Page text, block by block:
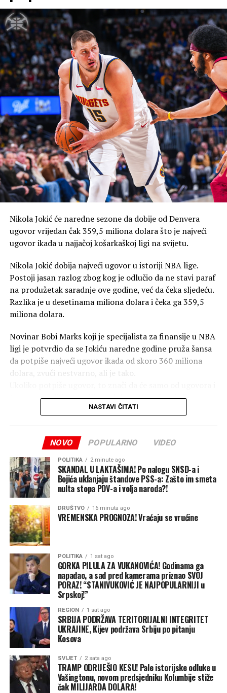
vide kada bude skinuo dres.
Ovako se Daku “izvinio” za vrijeđanje Srba
Na Evropskom prvenstvu 2024. on je zbog svog širenja
mržnje suspendovan na dvije utakmice, a u svom
“izvinjenju” je pokušao da objasni svoj gest.
“Zdravo svima. Prvo, želim da se zahvalim svima koji su
nas podržali u dobrim i teškim momentima tokom
Evropskog prvenstva. Kao i svaki fudbaler u tim
momentima su emocije na drugom nivou, to može da se
razumije samo na terenu i teško je objasniti osećaj
igranja za nacionalni tim, za te sjajne navijače koji nam
daju bezgraničnu ljubav. To je naš prvi moto, “volimo
Albaniju bez granica”. Ako sam uvrijedio nekoga tokom
posle meča sa Hrvatskom, uticaj utakmice je uzeo maha.
Nastaviću da radim zajedno sa cijelom grupom da bismo
moralnu i profesionalnu obavezu da uradim to, za sve
koji su povrijeđeni. S poštovanjem, Mirlind Daku”, navodi
se u sramnom tekstu “izvinjenja”.
Prešao u Spartak za bogatstvo
Mirlind Daku je postao igrač Spartak Moskve poslije tri
godine provedene u Rubinu iz Kazanja. U dresu tog tima
dao je 38 golova na 93 nastupa u tamošnjoj Premijer ligi,
Nikola Jokić će naredne sezone da dobije od Denvera
ugovor vrijedan čak 359,5 miliona dolara što je najveći
ugovor ikada u najjačoj košarkaškoj ligi na svijetu.
Nikola Jokić dobija najveći ugovor u istoriji NBA lige.
Postoji jasan razlog zbog kog je odlučio da ne stavi paraf
na produžetak saradnje ove godine, već da čeka sljedeću.
Razlika je u desetinama miliona dolara i čeka ga 359,5
miliona dolara.
Novinar Bobi Marks koji je specijalista za finansije u NBA
ligi je potvrdio da se Jokiću naredne godine pruža šansa
da potpiše najveći ugovor ikada od skoro 360 miliona
dolara, zvuči nestvarno, ali je tako.
terena zaraditi 724 miliona dolara. Ne računajući
reklame, sponzore i sve što dolazi sa tim.Koliko je Jokić
304.984,295 dolara. U to ne ulazi ugovor od 59 miliona
koji važi za sljedeću sezonu (2026/27), kao ni 62.841,702
dolara koje prima za sezonu 2027/28 za koju ima igračku
opciju. Dakle, tada bi se on pitao da li želi produžetak
saradnje ili ne.
Šta je Jokić rekao o novom ugovoru?
Poslije pobjede protiv Bosne i Hercegovine u Beogradu je
jedno od pitanja za Jokića bilo baš oko novog ugovora.
Tada je stavio dodatni pritisak na upravu kluba.
“Moja ideja i želja je da ostanem u Denveru zauvijek.
Vjerovatno ću potpisati sljedeće godine. Zbog toga je,
striktno biznis. Moja želja je da do kraja života igram u
Denveru, na njima je da li će da mi ponude ili neće”, rekao
je Jokić.
Šta se dešava u Denveru?
Odluka Jokića da ne potpiše ugovor sada je stavila i
dodatni pritisak na čelnike kluba. Prosto, želi da im stavi
do znanja da moraju da budu aktivniji i da naprave
NASTAVI ČITATI
NOVO POPULARNO VIDEO
POLITIKA 2 minute ago
SKANDAL U LAKTAŠIMA! Po nalogu SNSD-a i
Bojića uklanjaju štandove PSS-a: Zašto im smeta
nulta stopa PDV-a i volja naroda?!
DRUŠTVO 16 minuta ago
VREMENSKA PROGNOZA! Vraćaju se vrućine
POLITIKA 1 sat ago
GORKA PILULA ZA VUKANOVIĆA! Godinama ga
napadao, a sad pred kamerama priznao SVOJ
PORAZ! “STANIVUKOVIĆ JE NAJPOPULARNIJI u
Srpskoj!”
REGION 1 sat ago
SRBIJA PODRŽAVA TERITORIJALNI INTEGRITET
UKRAJINE, Kijev podržava Srbiju po pitanju
Kosova
SVIJET 2 sata ago
TRAMP ODRIJEŠIO KESU! Pale istorijske odluke u
Vašingtonu, novom predsjedniku Kolumbije stiže
čak MILIJARDA DOLARA!